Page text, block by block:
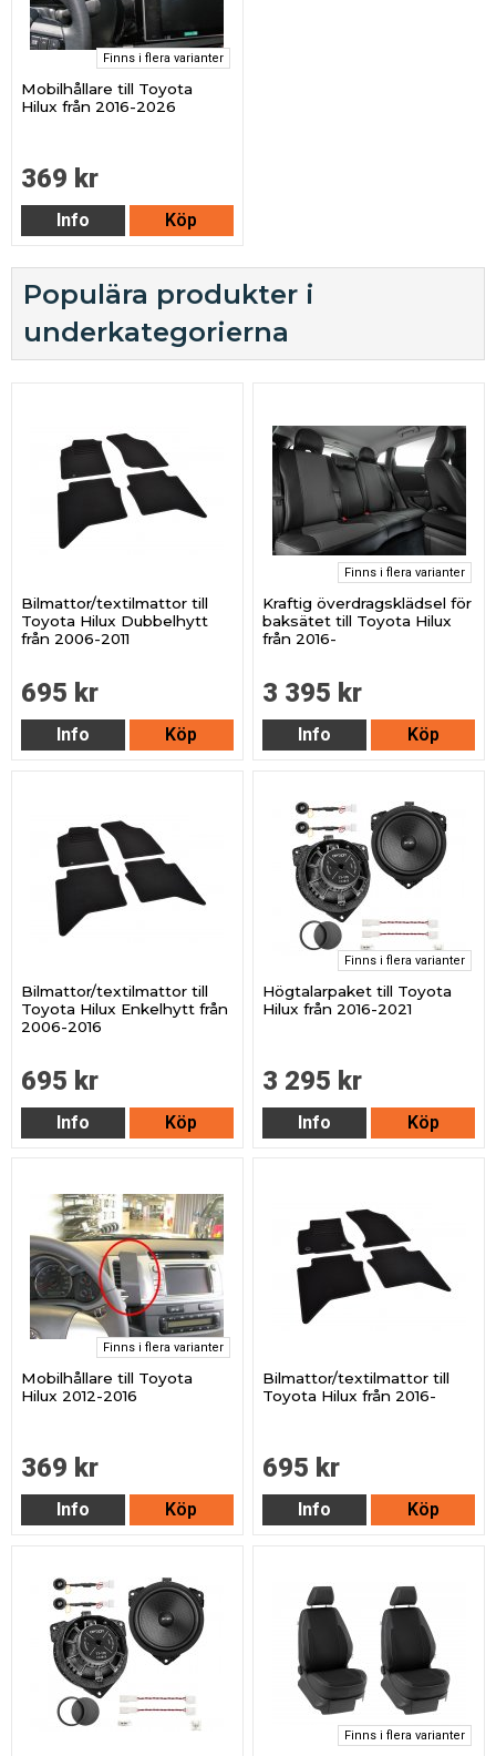
Finns i flera varianter
Mobilhållare till Toyota
Hilux från 2016-2026
369 kr
Info Köp
Populära produkter i
underkategorierna
Bilmattor/textilmattor till
Toyota Hilux Dubbelhytt
från 2006-2011
695 kr
Info Köp
Finns i flera varianter
Kraftig överdragsklädsel för
baksätet till Toyota Hilux
från 2016-
3 395 kr
Info Köp
Bilmattor/textilmattor till
Toyota Hilux Enkelhytt från
2006-2016
695 kr
Info Köp
Finns i flera varianter
Högtalarpaket till Toyota
Hilux från 2016-2021
3 295 kr
Info Köp
Finns i flera varianter
Mobilhållare till Toyota
Hilux 2012-2016
369 kr
Info Köp
Bilmattor/textilmattor till
Toyota Hilux från 2016-
695 kr
Info Köp
Finns i flera varianter